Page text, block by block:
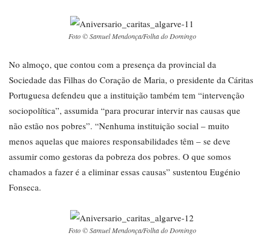
Foto © Samuel Mendonça/Folha do Domingo
No almoço, que contou com a presença da provincial da
Sociedade das Filhas do Coração de Maria, o presidente da Cáritas
Portuguesa defendeu que a instituição também tem “intervenção
sociopolítica”, assumida “para procurar intervir nas causas que
não estão nos pobres”. “Nenhuma instituição social – muito
menos aquelas que maiores responsabilidades têm – se deve
assumir como gestoras da pobreza dos pobres. O que somos
chamados a fazer é a eliminar essas causas” sustentou Eugénio
Fonseca.
Foto © Samuel Mendonça/Folha do Domingo